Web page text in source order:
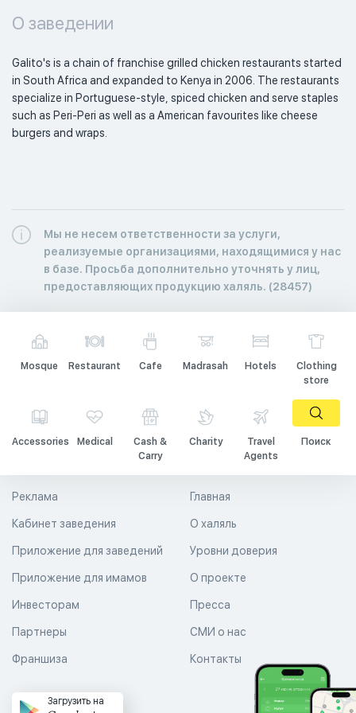
О заведении
Galito's is a chain of franchise grilled chicken restaurants started
in South Africa and expanded to Kenya in 2006. The restaurants
specialize in Portuguese-style, spiced chicken and serve staples
such as Peri-Peri as well as a American favourites like cheese
burgers and wraps.
Мы не несем ответственности за услуги,
реализуемые организациями, находящимися у нас
в базе. Просьба дополнительно уточнять у лиц,
предоставляющих продукцию халяль. (28457)
Mosque Restaurant Cafe Madrasah Hotels
Clothing
store
Accessories Medical
Cash &
Carry
Charity
Travel
Agents
Поиск
Главная
О халяль
Уровни доверия
Реклама
Кабинет заведения
Приложение для заведений
Приложение для имамов О проекте
Пресса
СМИ о нас
Контакты
Инвесторам
Партнеры
Франшиза
Загрузить на